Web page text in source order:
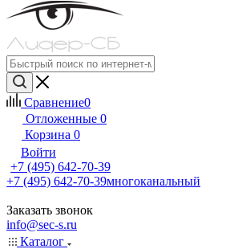
Сравнение0
Отложенные 0
Корзина 0
Войти
+7 (495) 642-70-39
+7 (495) 642-70-39многоканальный
Заказать звонок
info@sec-s.ru
Каталог